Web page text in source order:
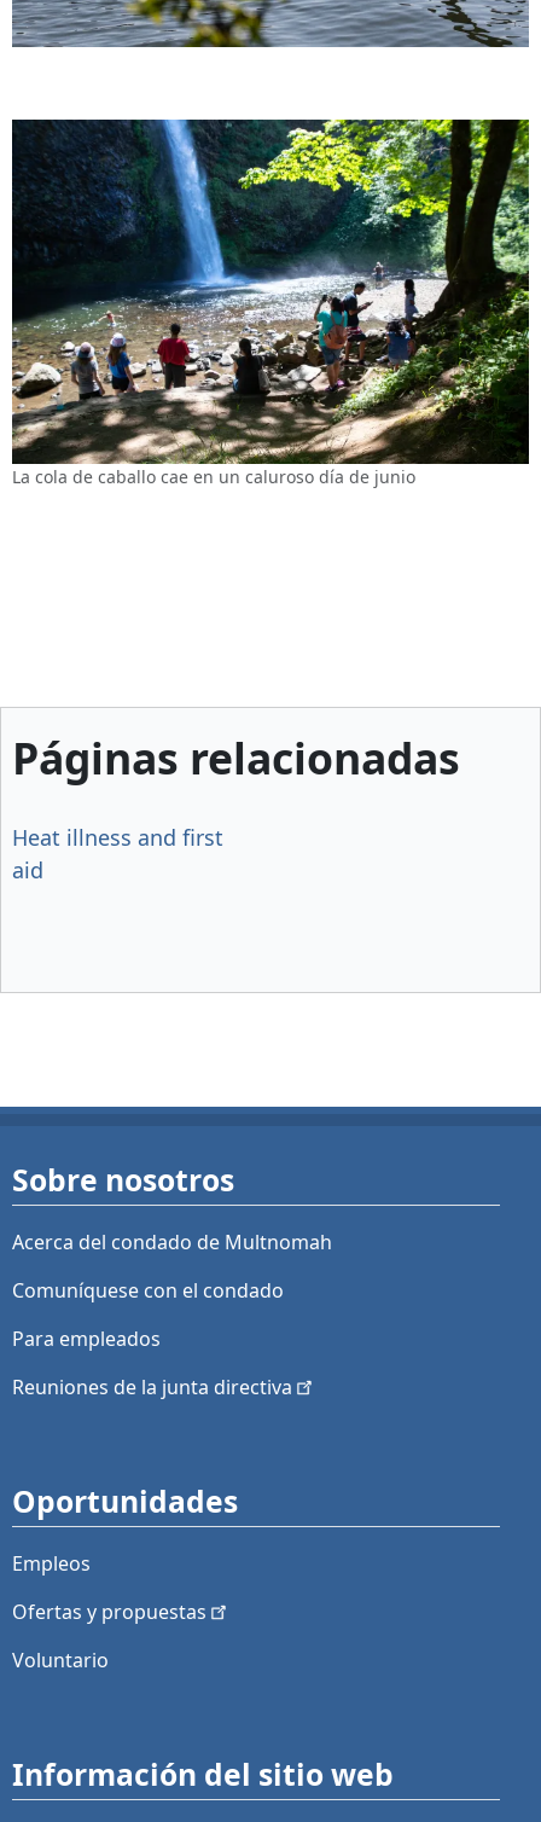
La cola de caballo cae en un caluroso día de junio
Páginas relacionadas
Heat illness and first
aid
Sobre nosotros
Acerca del condado de Multnomah
Comuníquese con el condado
Para empleados
Reuniones de la junta directiva
Oportunidades
Empleos
Ofertas y propuestas
Voluntario
Información del sitio web